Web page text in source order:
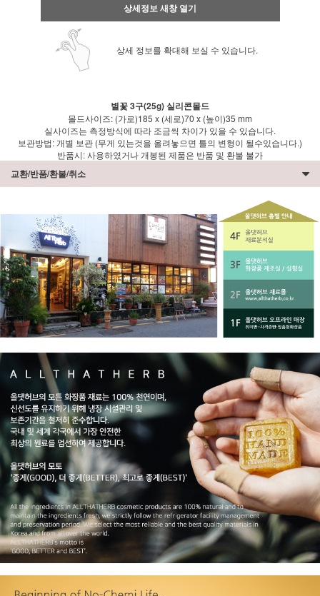
상세정보 새창 열기
상세 정보를 확대해 보실 수 있습니다.
별꽃 3구(25g) 실리콘몰드
몰드사이즈: (가로)185 x (세로)70 x (높이)35 mm
실사이즈는 측정방식에 따라 조금씩 차이가 있을 수 있습니다.
보관방법: 개별 보관 (무게 있는것을 올려놓으면 틀의 변형이 될수있습니다.)
반품시: 사용하였거나 개봉된 제품은 반품 및 환불 불가
교환/반품/환불/취소